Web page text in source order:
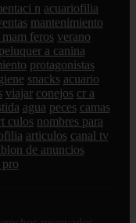
n acuariofilia
mantenimiento
mam feros verano
peluquer a canina
protagonistas
snacks acuario
viajar conejos cr a
agua peces camas
culos nombres para
articulos canal tv
de anuncios
pro